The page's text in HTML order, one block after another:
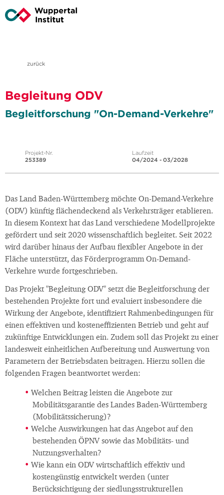
zurück
Begleitung ODV
Begleitforschung "On-Demand-Verkehre"
Projekt-Nr.
253389
Laufzeit
04/2024 - 03/2028
Das Land Baden-Württemberg möchte On-Demand-Verkehre
(ODV) künftig flächendeckend als Verkehrsträger etablieren.
In diesem Kontext hat das Land verschiedene Modellprojekte
gefördert und seit 2020 wissenschaftlich begleitet. Seit 2022
wird darüber hinaus der Aufbau flexibler Angebote in der
Fläche unterstützt, das Förderprogramm On-Demand-
Verkehre wurde fortgeschrieben.
Das Projekt "Begleitung ODV" setzt die Begleitforschung der
bestehenden Projekte fort und evaluiert insbesondere die
Wirkung der Angebote, identifiziert Rahmenbedingungen für
einen effektiven und kosteneffizienten Betrieb und geht auf
zukünftige Entwicklungen ein. Zudem soll das Projekt zu einer
landesweit einheitlichen Aufbereitung und Auswertung von
Parametern der Betriebsdaten beitragen. Hierzu sollen die
folgenden Fragen beantwortet werden:
Welchen Beitrag leisten die Angebote zur
Mobilitätsgarantie des Landes Baden-Württemberg
(Mobilitätssicherung)?
Welche Auswirkungen hat das Angebot auf den
bestehenden ÖPNV sowie das Mobilitäts- und
Nutzungsverhalten?
Wie kann ein ODV wirtschaftlich effektiv und
kostengünstig entwickelt werden (unter
Berücksichtigung der siedlungsstrukturellen